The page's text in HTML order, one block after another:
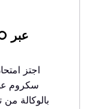
اجتز
سكروم
بالوكالة